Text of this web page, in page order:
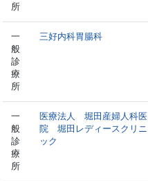
所
一
般
診
療
所
三好内科胃腸科
一
般
診
療
所
医療法人 堀田産婦人科医
院 堀田レディースクリニ
ック